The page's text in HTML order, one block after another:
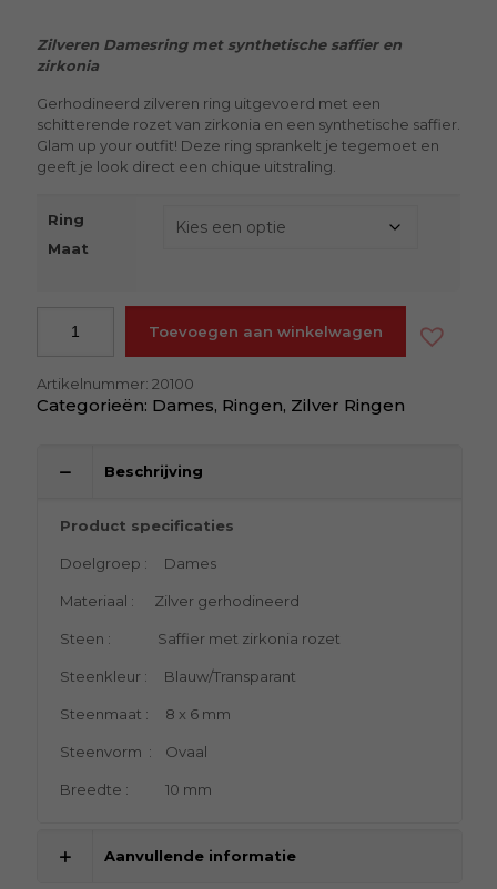
Zilveren Damesring met synthetische saffier en
zirkonia
Gerhodineerd zilveren ring uitgevoerd met een
schitterende rozet van zirkonia en een synthetische saffier.
Glam up your outfit! Deze ring sprankelt je tegemoet en
geeft je look direct een chique uitstraling.
Ring
Maat
Toevoegen aan winkelwagen
Artikelnummer: 20100
Categorieën: Dames, Ringen, Zilver Ringen
Beschrijving
Product specificaties
Doelgroep : Dames
Materiaal : Zilver gerhodineerd
Steen : Saffier met zirkonia rozet
Steenkleur : Blauw/Transparant
Steenmaat : 8 x 6 mm
Steenvorm : Ovaal
Breedte : 10 mm
Aanvullende informatie